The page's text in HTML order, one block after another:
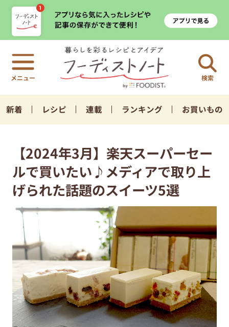
検索
新着 レシピ 連載 ランキング お買いもの
【2024年3月】楽天スーパーセー
ルで買いたい♪メディアで取り上
げられた話題のスイーツ5選